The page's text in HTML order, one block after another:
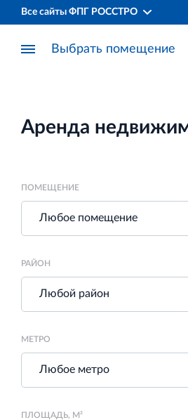
Все сайты ФПГ РОССТРО
Финансово‐промышленная
и Ленинградской области
Выбрать помещение
Аренда
ПОМЕЩЕНИЕ
РАЙОН
МЕТРО
ПЛОЩАДЬ, М²